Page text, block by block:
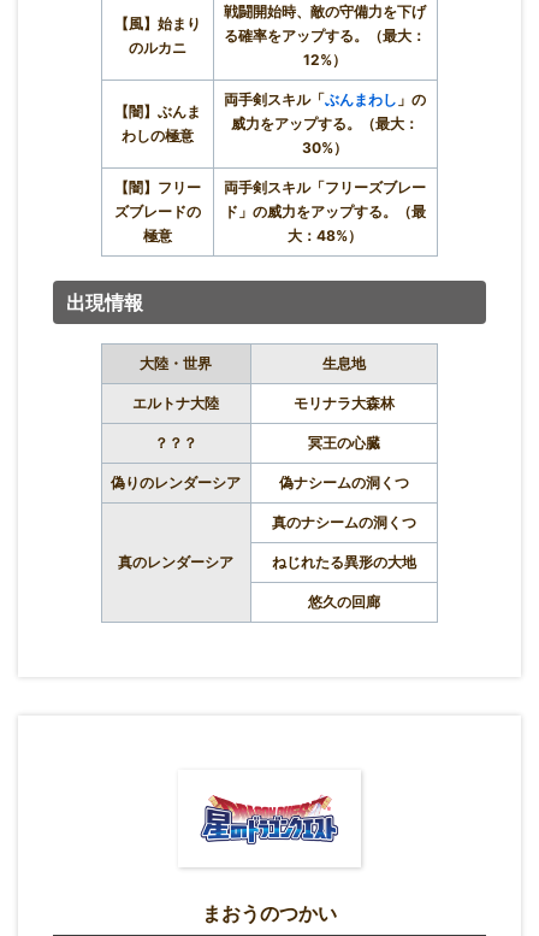
【風】始まり
のルカニ
戦闘開始時、敵の守備力を下げ
る確率をアップする。（最大：
12%）
【闇】ぶんま
わしの極意
両手剣スキル「ぶんまわし 」の
威力をアップする。（最大：
30%）
【闇】フリー
ズブレードの
極意
両手剣スキル「フリーズブレー
ド」の威力をアップする。（最
大：48%）
出現情報
大陸・世界 生息地
エルトナ大陸 モリナラ大森林
？？？ 冥王の心臓
偽りのレンダーシア 偽ナシームの洞くつ
真のレンダーシア
真のナシームの洞くつ
ねじれたる異形の大地
悠久の回廊
まおうのつかい